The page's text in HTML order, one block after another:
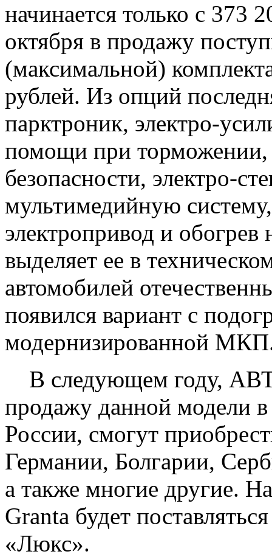
начинается только с 373
октября в продажу
(максимальной)
рублей. Из опций
парктроник, электро-
помощи при
безопасности, электро-
мультимедийную
электропривод и
выделяет ее в
автомобилей
появился вариант с
модернизированной
В следующем году,
продажу данной модели
России, смогут
Германии, Болгарии,
а также многие другие.
Granta будет
«Люкс».